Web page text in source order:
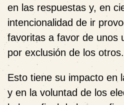
en las respuestas y, en
intencionalidad de ir
favoritas a favor de unos
por exclusión de los otros.
Esto tiene su impacto en
y en la voluntad de los